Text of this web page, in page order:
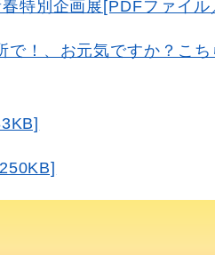
特別企画展[PDFファイル
！、お元気ですか？こち